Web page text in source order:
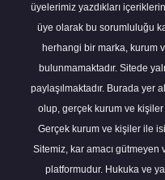
üyelerimiz yazdıkları
üye olarak bu sorumluluğu
herhangi bir marka, kurum
bulunmamaktadır. Sitede
paylaşılmaktadır. Burada yer
olup, gerçek kurum ve kişiler
Gerçek kurum ve kişiler ile
Sitemiz, kar amacı gütmeyen
platformudur. Hukuka ve